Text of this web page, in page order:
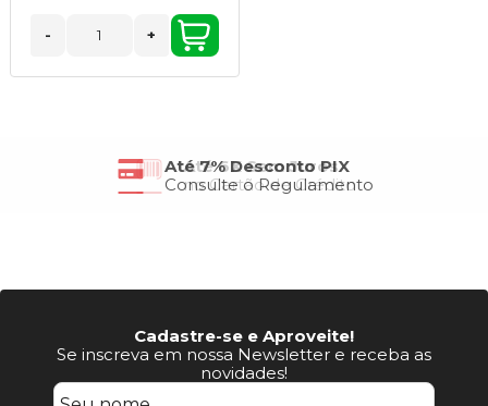
- +
Até 6X Sem Juros
no Cartão de Crédito
Cadastre-se e Aproveite!
Se inscreva em nossa Newsletter e receba as
novidades!